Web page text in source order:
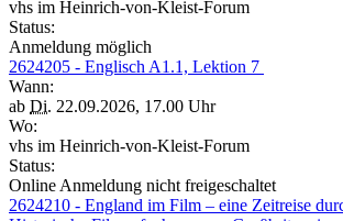
vhs im Heinrich-von-Kleist-Forum
Status:
Anmeldung möglich
2624205 - Englisch A1.1, Lektion 7
Wann:
ab Di. 22.09.2026, 17.00 Uhr
Wo:
vhs im Heinrich-von-Kleist-Forum
Status:
Online Anmeldung nicht freigeschaltet
2624210 - England im Film – eine Zeitreise